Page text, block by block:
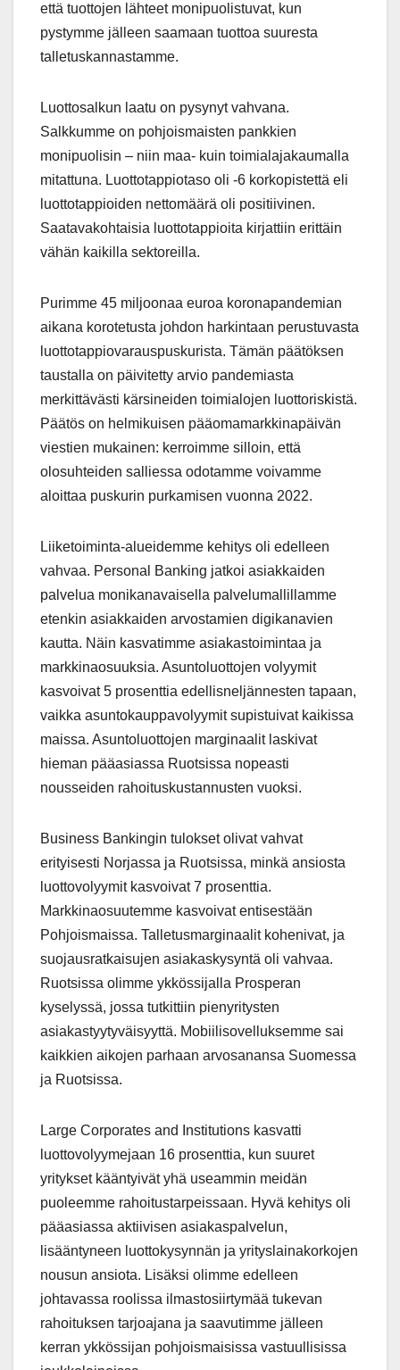
että tuottojen lähteet monipuolistuvat, kun
pystymme jälleen saamaan tuottoa suuresta
talletuskannastamme.
Luottosalkun laatu on pysynyt vahvana.
Salkkumme on pohjoismaisten pankkien
monipuolisin – niin maa- kuin toimialajakaumalla
mitattuna. Luottotappiotaso oli -6 korkopistettä eli
luottotappioiden nettomäärä oli positiivinen.
Saatavakohtaisia luottotappioita kirjattiin erittäin
vähän kaikilla sektoreilla.
Purimme 45 miljoonaa euroa koronapandemian
aikana korotetusta johdon harkintaan perustuvasta
luottotappiovarauspuskurista. Tämän päätöksen
taustalla on päivitetty arvio pandemiasta
merkittävästi kärsineiden toimialojen luottoriskistä.
Päätös on helmikuisen pääomamarkkinapäivän
viestien mukainen: kerroimme silloin, että
olosuhteiden salliessa odotamme voivamme
aloittaa puskurin purkamisen vuonna 2022.
Liiketoiminta-alueidemme kehitys oli edelleen
vahvaa. Personal Banking jatkoi asiakkaiden
palvelua monikanavaisella palvelumallillamme
etenkin asiakkaiden arvostamien digikanavien
kautta. Näin kasvatimme asiakastoimintaa ja
markkinaosuuksia. Asuntoluottojen volyymit
kasvoivat 5 prosenttia edellisneljännesten tapaan,
vaikka asuntokauppavolyymit supistuivat kaikissa
maissa. Asuntoluottojen marginaalit laskivat
hieman pääasiassa Ruotsissa nopeasti
nousseiden rahoituskustannusten vuoksi.
Business Bankingin tulokset olivat vahvat
erityisesti Norjassa ja Ruotsissa, minkä ansiosta
luottovolyymit kasvoivat 7 prosenttia.
Markkinaosuutemme kasvoivat entisestään
Pohjoismaissa. Talletusmarginaalit kohenivat, ja
suojausratkaisujen asiakaskysyntä oli vahvaa.
Ruotsissa olimme ykkössijalla Prosperan
kyselyssä, jossa tutkittiin pienyritysten
asiakastyytyväisyyttä. Mobiilisovelluksemme sai
kaikkien aikojen parhaan arvosanansa Suomessa
ja Ruotsissa.
Large Corporates and Institutions kasvatti
luottovolyymejaan 16 prosenttia, kun suuret
yritykset kääntyivät yhä useammin meidän
puoleemme rahoitustarpeissaan. Hyvä kehitys oli
pääasiassa aktiivisen asiakaspalvelun,
lisääntyneen luottokysynnän ja yrityslainakorkojen
nousun ansiota. Lisäksi olimme edelleen
johtavassa roolissa ilmastosiirtymää tukevan
rahoituksen tarjoajana ja saavutimme jälleen
kerran ykkössijan pohjoismaisissa vastuullisissa